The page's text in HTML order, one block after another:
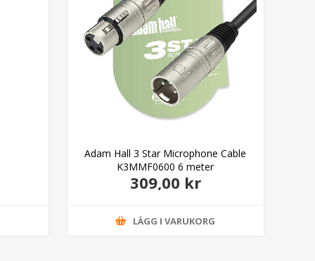
Adam Hall 3 Star Microphone Cable
K3MMF0600 6 meter
309,00 kr
LÄGG I VARUKORG